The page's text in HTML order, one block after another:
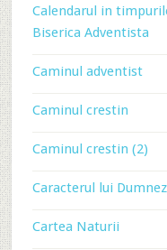
Calendarul in
Biserica Adventista
Caminul adventist
Caminul crestin
Caminul crestin (2)
Caracterul lui
Cartea Naturii